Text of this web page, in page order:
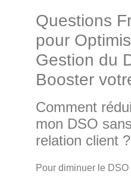
Questions
pour
Gestion du
Booster
Comment
mon DSO
relation client ?
Pour diminuer le